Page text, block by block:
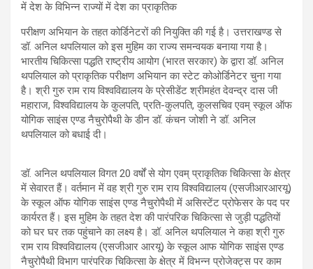
में देश के विभिन्न राज्यों में देश का प्राकृतिक
परीक्षण अभियान के तहत कोर्डिनेटरों की नियुक्ति की गई है। उत्तराखण्ड से
डॉ. अनिल थपलियाल को इस मुहिम का राज्य समन्वयक बनाया गया है।
भारतीय चिकित्सा पद्धति राष्ट्रीय आयोग (भारत सरकार) के द्वारा डॉ. अनिल
थपलियाल को प्राकृतिक परीक्षण अभियान का स्टेट कोओर्डिनेटर चुना गया
है। श्री गुरु राम राय विश्वविद्यालय के प्रेसीडेंट श्रीमहंत देवन्द्र दास जी
महाराज, विश्वविद्यालय के कुलपति, प्रति-कुलपति, कुलसचिव एवम् स्कूल ऑफ
योगिक साइंस एण्ड नैचुरोपैथी के डीन डॉ. कंचन जोशी ने डॉ. अनिल
थपलियाल को बधाई दी।
डॉ. अनिल थपलियाल विगत 20 वर्षों से योग एवम् प्राकृतिक चिकित्सा के क्षेत्र
में सेवारत हैं। वर्तमान में वह श्री गुरु राम राय विश्वविद्यालय (एसजीआरआरयू)
के स्कूल ऑफ योगिक साइंस एण्ड नैचुरोपैथी में असिस्टेंट प्रोफेसर के पद पर
कार्यरत हैं। इस मुहिम के तहत देश की पारंपरिक चिकित्सा से जुड़ी पद्धतियों
को घर घर तक पहुंचाने का लक्ष्य है। डॉ. अनिल थपलियाल ने कहा श्री गुरु
राम राय विश्वविद्यालय (एसजीआर आरयू) के स्कूल आफ योगिक साइंस एण्ड
नैचुरोपैथी विभाग पारंपरिक चिकित्सा के क्षेत्र में विभन्न प्रोजेक्ट्स पर काम